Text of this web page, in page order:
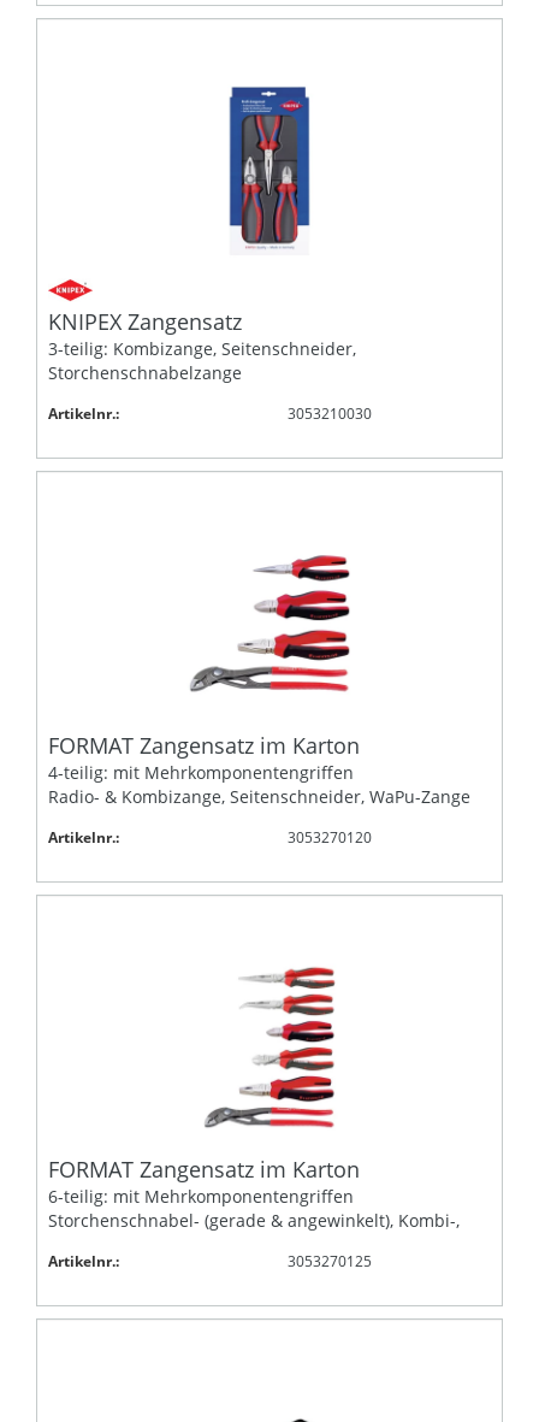
KNIPEX Zangensatz
3-teilig: Kombizange, Seitenschneider,
Storchenschnabelzange
Artikelnr.: 3053210030
FORMAT Zangensatz im Karton
4-teilig: mit Mehrkomponentengriffen
Radio- & Kombizange, Seitenschneider, WaPu-Zange
Artikelnr.: 3053270120
FORMAT Zangensatz im Karton
6-teilig: mit Mehrkomponentengriffen
Storchenschnabel- (gerade & angewinkelt), Kombi-,
Artikelnr.: 3053270125